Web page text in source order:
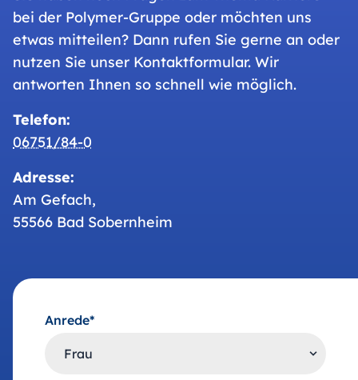
bei der Polymer-Gruppe oder möchten uns
etwas mitteilen? Dann rufen Sie gerne an oder
nutzen Sie unser Kontaktformular. Wir
antworten Ihnen so schnell wie möglich.
Telefon:
06751/84-0
Adresse:
Am Gefach,
55566 Bad Sobernheim
Anrede*